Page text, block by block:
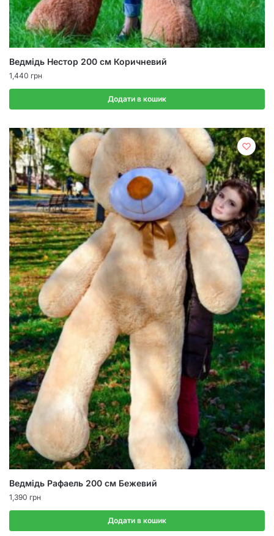
Ведмідь Нестор 200 см Коричневий
1,440 грн
Додати в кошик
Ведмідь Рафаель 200 см Бежевий
1,390 грн
Додати в кошик